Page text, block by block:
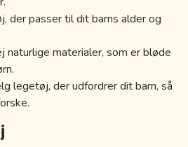
der passer til dit barns alder og
naturlige materialer, som er bløde
legetøj, der udfordrer dit barn, så